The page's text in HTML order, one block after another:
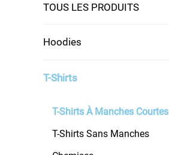
TOUS LES PRODUITS
Hoodies
T-Shirts
T-Shirts À Manches Courtes
T-Shirts Sans Manches